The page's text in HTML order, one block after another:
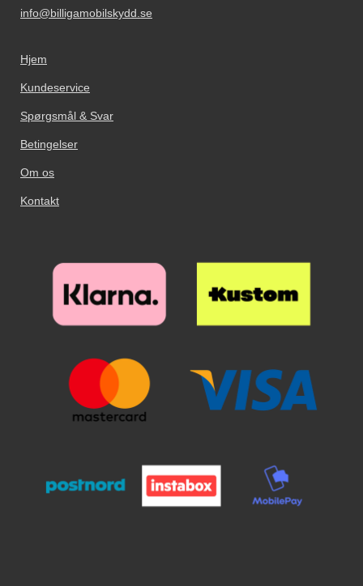
info@billigamobilskydd.se
Hjem
Kundeservice
Spørgsmål & Svar
Betingelser
Om os
Kontakt